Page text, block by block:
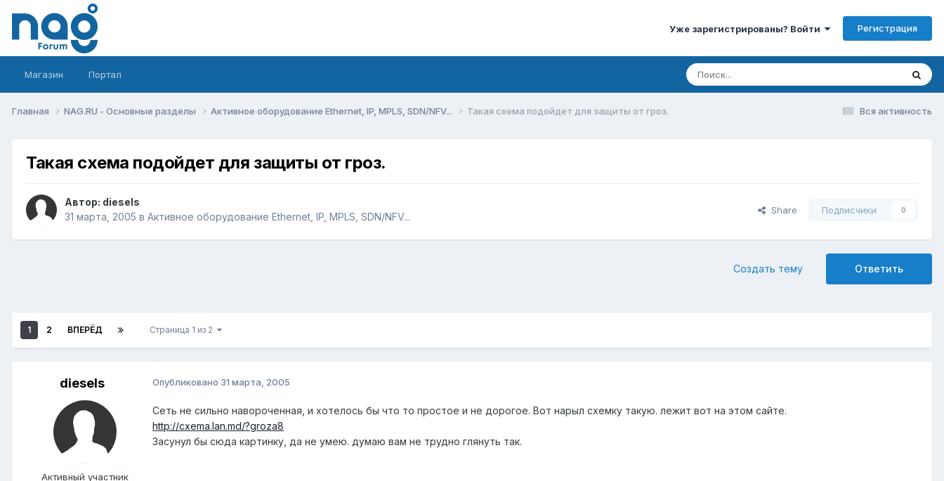
Уже зарегистрированы? Войти Регистрация
Магазин Портал
Вся активность
Главная NAG.RU - Основные разделы Активное оборудование Ethernet, IP, MPLS, SDN/NFV... Такая схема подойдет для защиты от гроз.
Такая схема подойдет для защиты от гроз.
Автор: diesels
31 марта, 2005 в Активное оборудование Ethernet, IP, MPLS, SDN/NFV...
Share Подписчики 0
Ответить
Создать тему
1 2 ВПЕРЁД Страница 1 из 2
diesels
Активный участник
Опубликовано 31 марта, 2005
Сеть не сильно навороченная, и хотелось бы что то простое и не дорогое. Вот нарыл схемку такую. лежит вот на этом сайте.
http://cxema.lan.md/?groza8
Засунул бы сюда картинку, да не умею. думаю вам не трудно глянуть так.